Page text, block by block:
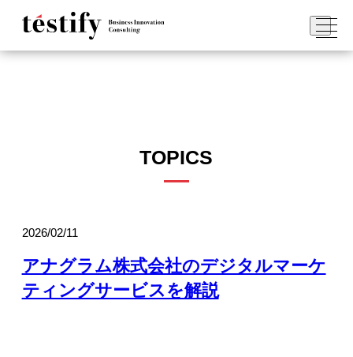
TOPICS
2026/02/11
アナグラム株式会社のデジタルマーケ
ティングサービスを解説